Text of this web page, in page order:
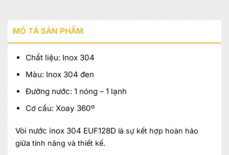
MÔ TẢ SẢN PHẨM
Chất liệu: Inox 304
Màu: Inox 304 đen
Đường nước: 1 nóng – 1 lạnh
Cơ cấu: Xoay 360º
Vòi nước inox 304 EUF128D là sự kết hợp hoàn hảo
giữa tính năng và thiết kế.